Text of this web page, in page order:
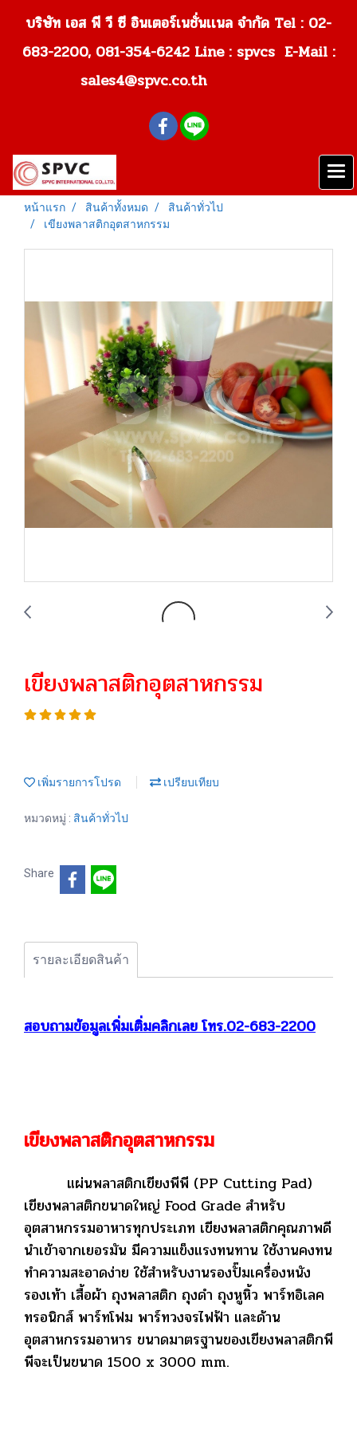
บริษัท เอส พี วี ซี อินเตอร์เนชั่นเเนล จำกัด Tel : 02-
683-2200, 081-354-6242 Line : spvcs E-Mail :
sales4@spvc.co.th
หน้าแรก สินค้าทั้งหมด
สินค้าทั่วไป
เขียงพลาสติกอุตสาหกรรม
เขียงพลาสติกอุตสาหกรรม
เพิ่มรายการโปรด เปรียบเทียบ
หมวดหมู่ : สินค้าทั่วไป
Share
รายละเอียดสินค้า
สอบถามข้อมูลเพิ่มเติ่มคลิกเลย โทร.02-683-2200
เขียงพลาสติกอุตสาหกรรม
แผ่นพลาสติกเขียงพีพี (PP Cutting Pad)
เขียงพลาสติกขนาดใหญ่ Food Grade สำหรับ
อุตสาหกรรมอาหารทุกประเภท เขียงพลาสติกคุณภาพดี
นำเข้าจากเยอรมัน มีความแข็งแรงทนทาน ใช้งานคงทน
ทำความสะอาดง่าย ใช้สำหรับงานรองปั๊มเครื่องหนัง
รองเท้า เสื้อผ้า ถุงพลาสติก ถุงดำ ถุงหูหิ้ว พาร์ทอิเลค
ทรอนิกส์ พาร์ทโฟม พาร์ทวงจรไฟฟ้า และด้าน
อุตสาหกรรมอาหาร ขนาดมาตรฐานของเขียงพลาสติกพี
พีจะเป็นขนาด 1500 x 3000 mm.